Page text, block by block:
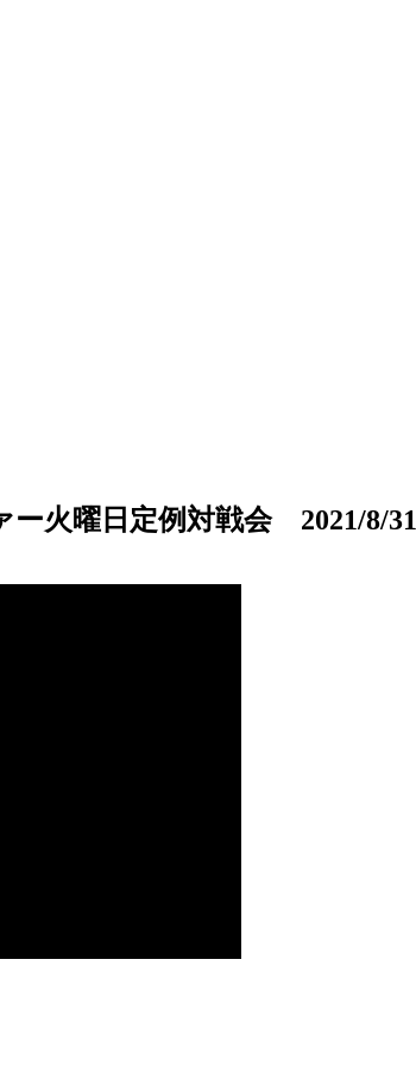
ー火曜日定例対戦会 2021/8/31